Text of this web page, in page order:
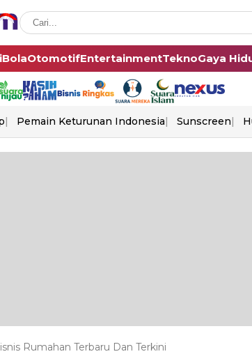
BolaOtomotifEntertainmentTeknoGaya
Pemain Keturunan Indonesia Sunscreen
Rumahan Terbaru Dan Terkini